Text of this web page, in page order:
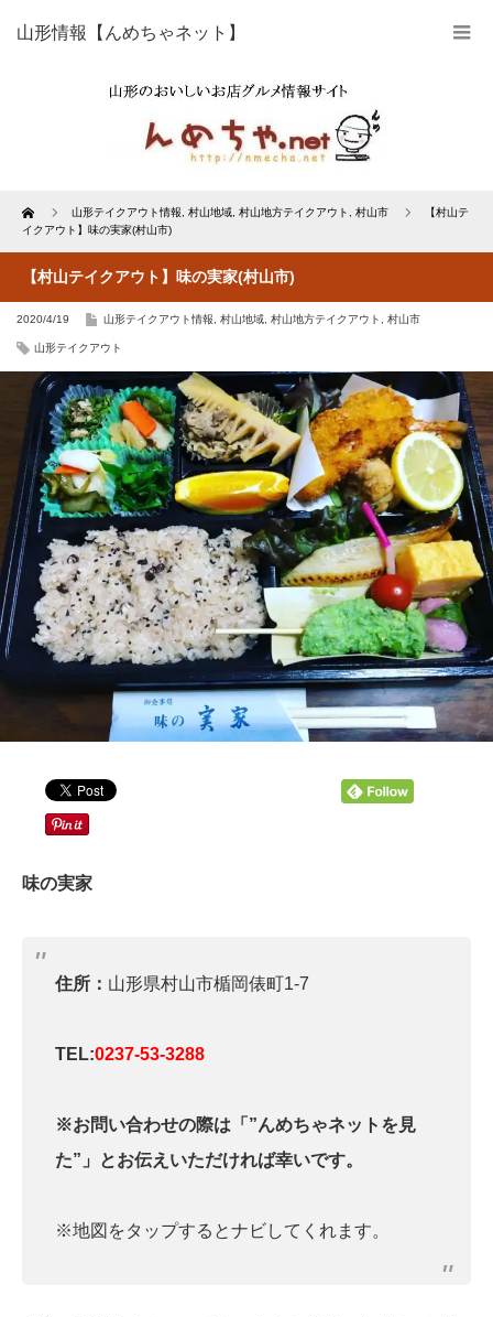
山形情報【んめちゃネット】
Home 山形テイクアウト情報 村山地域 村山地方テイクアウト 村山市
【村山テ
イクアウト】味の実家(村山市)
【村山テイクアウト】味の実家(村山市)
2020/4/19 山形テイクアウト情報 村山地域 村山地方テイクアウト 村山市
山形テイクアウト
味の実家
住所： 山形県村山市楯岡俵町1-7
TEL:0237-53-3288
※お問い合わせの際は「”んめちゃネットを見
た”」とお伝えいただければ幸いです。
※地図をタップするとナビしてくれます。